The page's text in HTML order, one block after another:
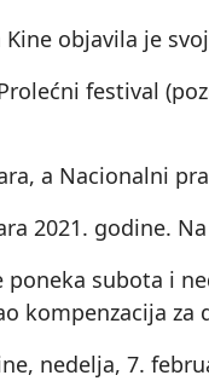
objavila je
festival
a Nacionalni
2021. godine.
poneka subota i
kompenzacija za
nedelja, 7.